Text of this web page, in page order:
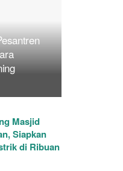
Masjid
Siapkan
di Ribuan